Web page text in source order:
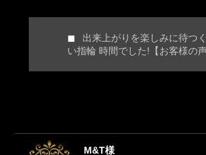
出来上がりを楽しみに待つ
い指輪 時間でした!【お客様の声
M&T様